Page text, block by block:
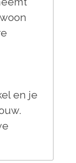
en je